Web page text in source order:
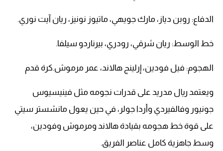
الدفاع: روبن دياز، مارك جويهي، ماتيوز نونيز، ريان آيت نوري.
خط الوسط: ريان شرقي، رودري، بيرناردو سيلفا.
الهجوم: فيل فودين، إرلينج هالاند، عمر مرموش.كرة قدم
ويعتمد ريال مدريد على قدرات نجومه مثل فينيسيوس
جونيور وفالفيردي وأردا جولر، في حين يعول مانشستر سيتي
على قوة خط هجومه بقيادة هالاند ومرموش وفودين،
وسط جاهزية كامل عناصر الفريق.